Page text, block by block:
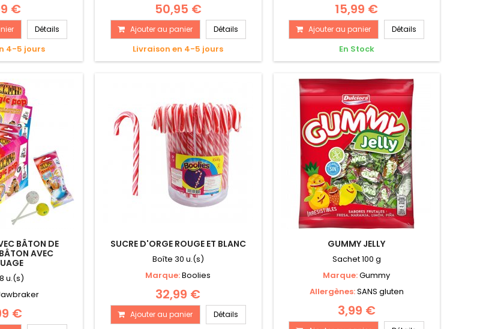
€
Détails
4-5 jours
50,95 €
Ajouter au panier Détails
Livraison en 4-5 jours
15,99 €
Ajouter au panier Détails
En Stock
BÂTON DE
AVEC
u.(s)
€
SUCRE D'ORGE ROUGE ET BLANC
Boîte 30 u.(s)
Marque:Boolies
32,99 €
Ajouter au panier Détails
GUMMY JELLY
Sachet 100 g
Marque:Gummy
Allergènes:SANS gluten
3,99 €